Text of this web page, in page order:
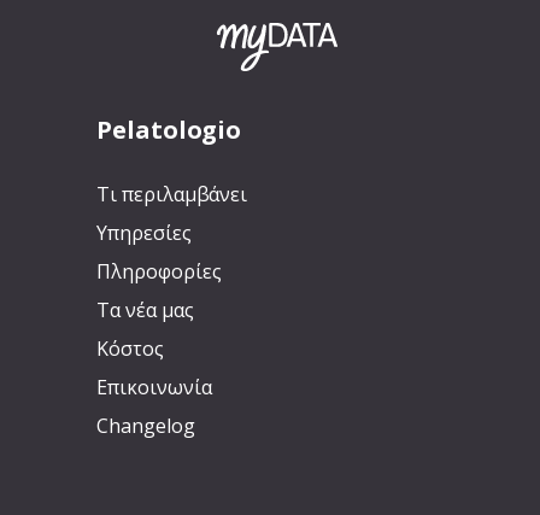
Pelatologio
Τι περιλαμβάνει
Υπηρεσίες
Πληροφορίες
Τα νέα μας
Κόστος
Επικοινωνία
Changelog